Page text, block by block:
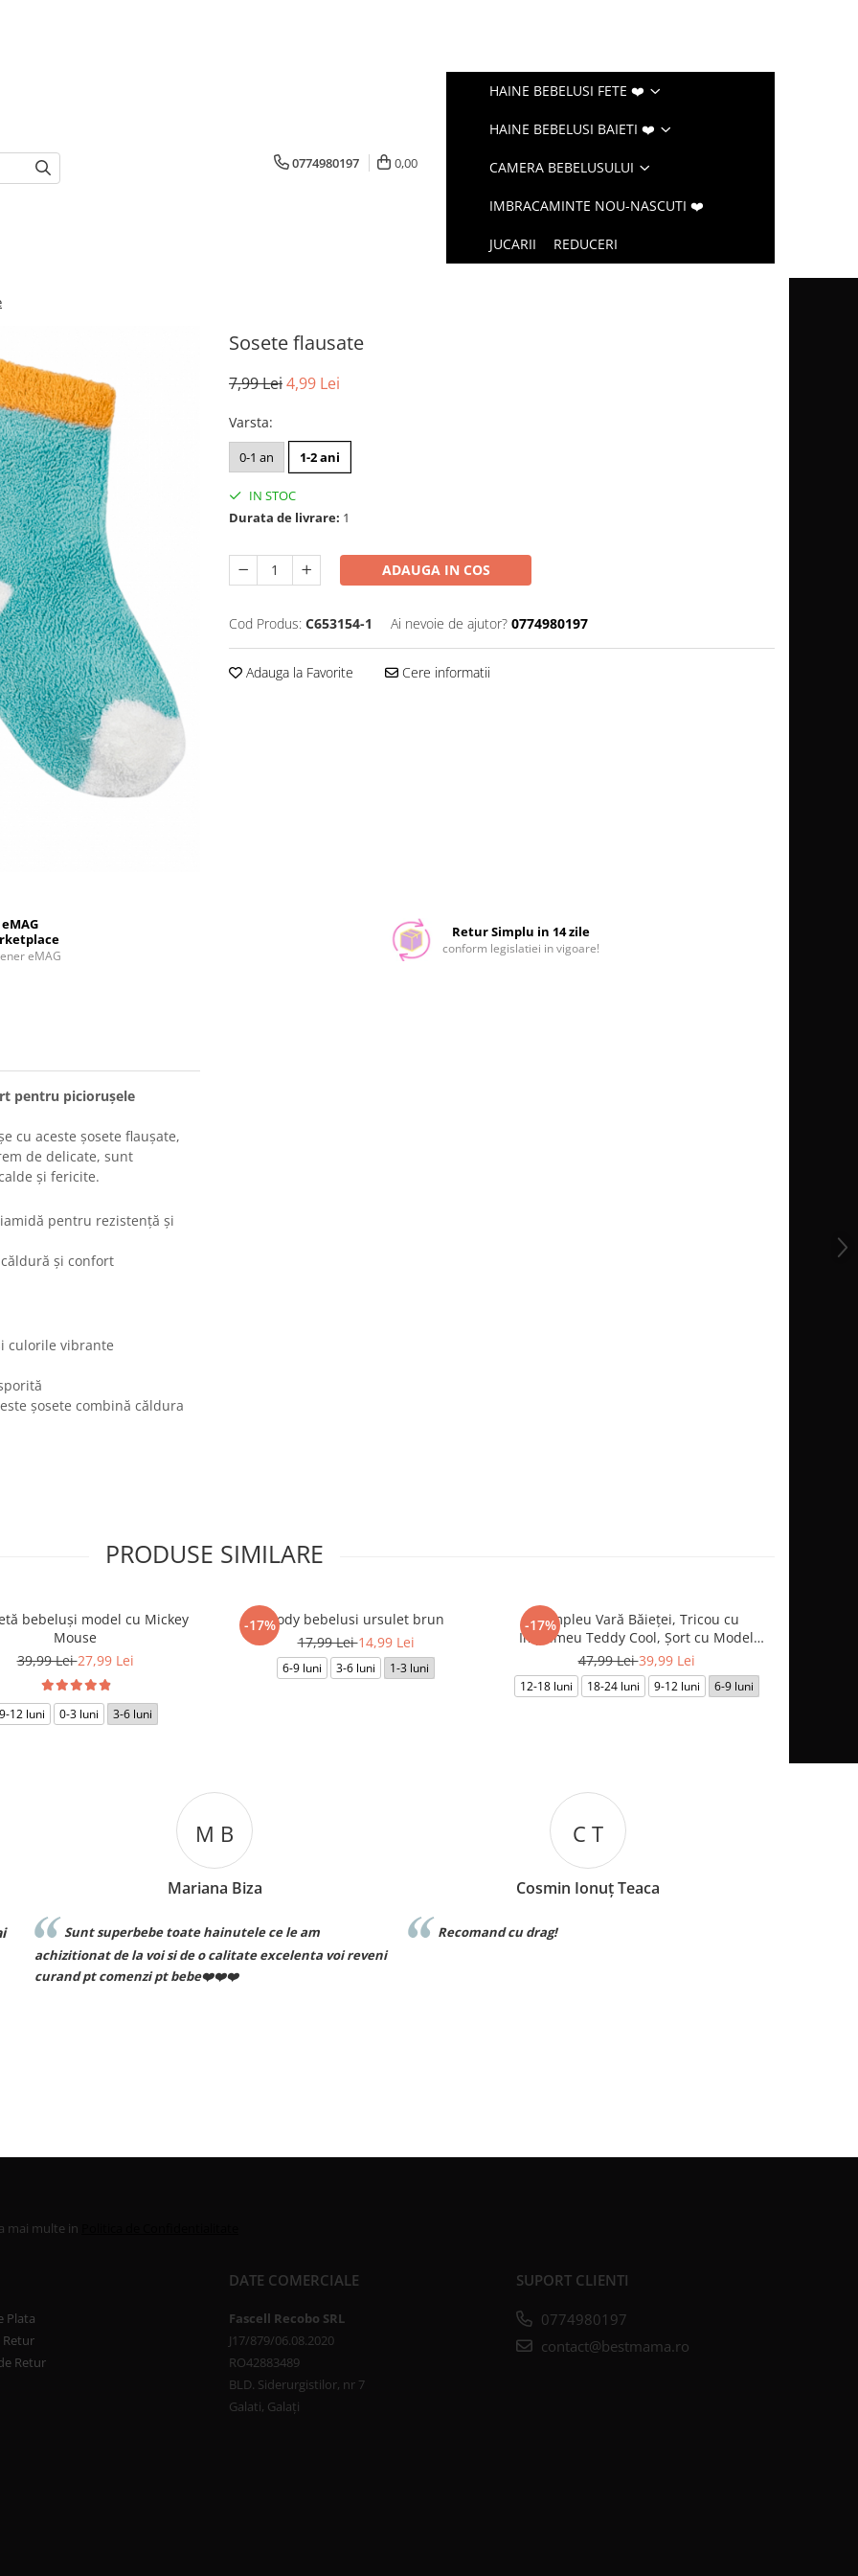
0774980197 0,00
HAINE BEBELUSI FETE ❤️
HAINE BEBELUSI BAIETI ❤️
CAMERA BEBELUSULUI
IMBRACAMINTE NOU-NASCUTI ❤️
JUCARII REDUCERI
Sosete flausate
7,99 Lei4,99 Lei
Varsta:
0-1 an 1-2 ani
IN STOC
Durata de livrare: 1
ADAUGA IN COS
Cod Produs: C653154-1 Ai nevoie de ajutor? 0774980197
Adauga la Favorite Cere informatii
eMAG
eMAG
Retur Simplu in 14 zile
conform legislatiei in vigoare!
pentru piciorușele
cu aceste șosete flaușate,
de delicate, sunt
și fericite.
pentru rezistență și
și confort
culorile vibrante
șosete combină căldura
PRODUSE SIMILARE
bebeluși model cu Mickey
Mouse
39,99 Lei27,99 Lei
9-12 luni 0-3 luni 3-6 luni
-17%Body bebelusi ursulet brun
17,99 Lei14,99 Lei
6-9 luni 3-6 luni 1-3 luni
-17%
Compleu Vară Băieței, Tricou cu
Imprimeu Teddy Cool, Șort cu Model
Grafic
47,99 Lei39,99 Lei
12-18 luni 18-24 luni 9-12 luni 6-9 luni
ce le am
excelenta voi reveni
Recomand cu drag!
mai multe in
Plata
Retur
Retur
DATE COMERCIALE
Fascell Recobo SRL
J17/879/06.08.2020
RO42883489
BLD. Siderurgistilor, nr 7
Galati, Galați
SUPORT CLIENTI
0774980197
contact@bestmama.ro